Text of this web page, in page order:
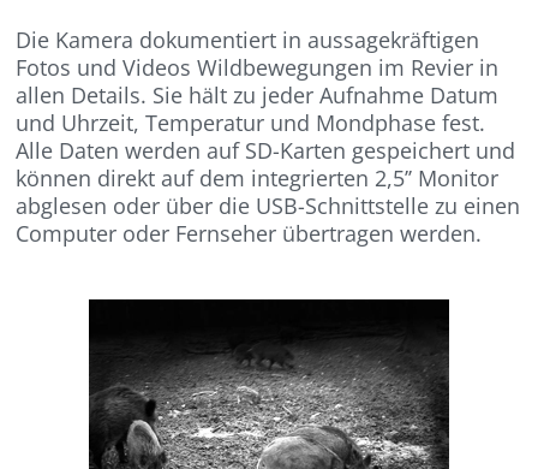
Die Kamera dokumentiert in aussagekräftigen
Fotos und Videos Wildbewegungen im Revier in
allen Details. Sie hält zu jeder Aufnahme Datum
und Uhrzeit, Temperatur und Mondphase fest.
Alle Daten werden auf SD-Karten gespeichert und
können direkt auf dem integrierten 2,5’’ Monitor
abglesen oder über die USB-Schnittstelle zu einen
Computer oder Fernseher übertragen werden.